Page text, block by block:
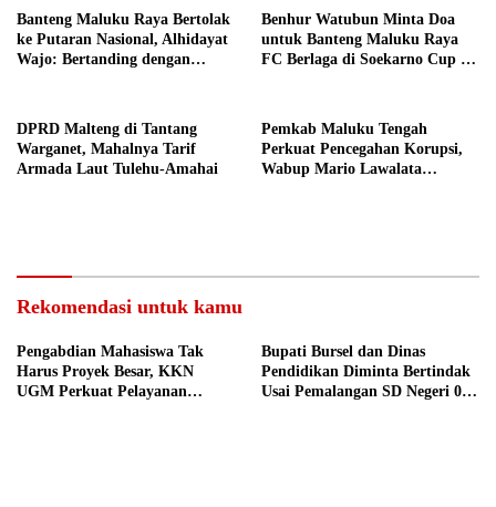
Banteng Maluku Raya Bertolak
ke Putaran Nasional, Alhidayat
Wajo: Bertanding dengan
Benhur Watubun Minta Doa
untuk Banteng Maluku Raya
FC Berlaga di Soekarno Cup U-
DPRD Malteng di Tantang
Warganet, Mahalnya Tarif
Armada Laut Tulehu-Amahai
Pemkab Maluku Tengah
Perkuat Pencegahan Korupsi,
Wabup Mario Lawalata
Rekomendasi untuk kamu
Pengabdian Mahasiswa Tak
Harus Proyek Besar, KKN
UGM Perkuat Pelayanan
Bupati Bursel dan Dinas
Pendidikan Diminta Bertindak
Usai Pemalangan SD Negeri 09